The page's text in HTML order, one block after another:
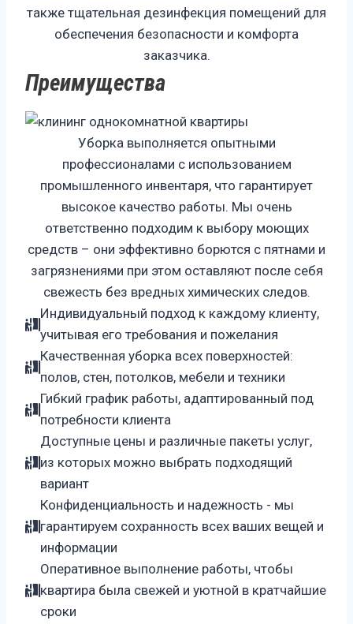
также тщательная дезинфекция помещений для
обеспечения безопасности и комфорта
заказчика.
Преимущества
Уборка выполняется опытными
профессионалами с использованием
промышленного инвентаря, что гарантирует
высокое качество работы. Мы очень
ответственно подходим к выбору моющих
средств – они эффективно борются с пятнами и
загрязнениями при этом оставляют после себя
свежесть без вредных химических следов.
Индивидуальный подход к каждому клиенту,
учитывая его требования и пожелания
Качественная уборка всех поверхностей:
полов, стен, потолков, мебели и техники
Гибкий график работы, адаптированный под
потребности клиента
Доступные цены и различные пакеты услуг,
из которых можно выбрать подходящий
вариант
Конфиденциальность и надежность - мы
гарантируем сохранность всех ваших вещей и
информации
Оперативное выполнение работы, чтобы
квартира была свежей и уютной в кратчайшие
сроки